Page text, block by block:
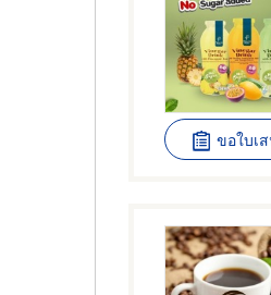
ขอใบเ